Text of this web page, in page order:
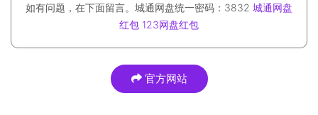
如有问题，在下面留言。城通网盘统一密码：3832 城通网盘
红包 123网盘红包
官方网站